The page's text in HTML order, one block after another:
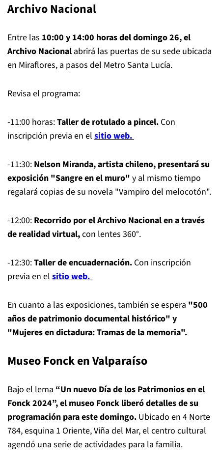
Archivo Nacional
Entre las 10:00 y 14:00 horas del domingo 26, el
Archivo Nacional abrirá las puertas de su sede ubicada
en Miraflores, a pasos del Metro Santa Lucía.
Revisa el programa:
-11:00 horas:Taller de rotulado a pincel. Con
inscripción previa en el sitio web.
-11:30: Nelson Miranda, artista chileno, presentará su
exposición "Sangre en el muro" y al mismo tiempo
regalará copias de su novela "Vampiro del melocotón".
-12:00: Recorrido por el Archivo Nacional en a través
de realidad virtual,con lentes 360°.
-12:30:Taller de encuadernación. Con inscripción
previa en el sitio web.
En cuanto a las exposiciones, también se espera "500
años de patrimonio documental histórico" y
"Mujeres en dictadura: Tramas de la memoria".
Museo Fonck en Valparaíso
Bajo el lema “Un nuevo Día de los Patrimonios en el
Fonck 2024”, el museo Fonck liberó detalles de su
programación para este domingo. Ubicado en 4 Norte
784, esquina 1 Oriente, Viña del Mar, el centro cultural
agendó una serie de actividades para la familia.